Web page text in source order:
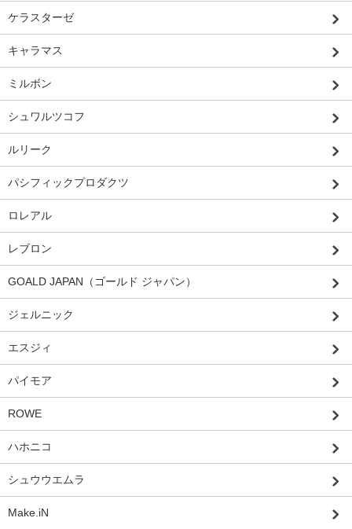
ケラスターゼ
キャラマス
ミルボン
シュワルツコフ
ルリーク
パシフィックプロダクツ
ロレアル
レブロン
GOALD JAPAN（ゴールド ジャパン）
ジェルニック
エスジィ
パイモア
ROWE
ハホニコ
シュウウエムラ
Make.iN